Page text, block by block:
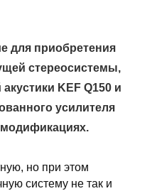
для приобретения
стереосистемы,
KEF Q150 и
усилителя
модификациях.
но при этом
систему не так и